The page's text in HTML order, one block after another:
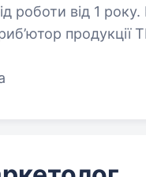
від 1 року. Вища освіта. ТОВ
продукції